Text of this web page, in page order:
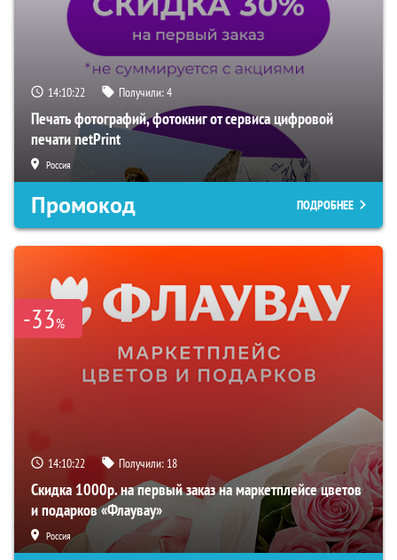
14:10:21 Получили:4
Печать фотографий, фотокниг от сервиса цифровой
печати netPrint
Россия
Промокод ПОДРОБНЕЕ
-33%
14:10:21 Получили: 18
Скидка 1000р. на первый заказ на маркетплейсе цветов
и подарков «Флаувау»
Россия